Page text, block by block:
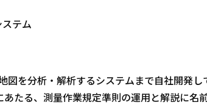
テム
を分析・解析するシステムまで自社開発し
たる、測量作業規定準則の運用と解説に名